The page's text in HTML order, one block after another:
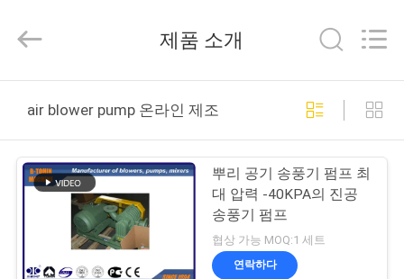
제
품
Rights
Reserved.
제품 소개
air blower pump 온라인 제조
뿌리 공기 송풍기 펌프 최
대 압력 -40KPA의 진공
송풍기 펌프
협상 가능 MOQ:1 세트
연락하다